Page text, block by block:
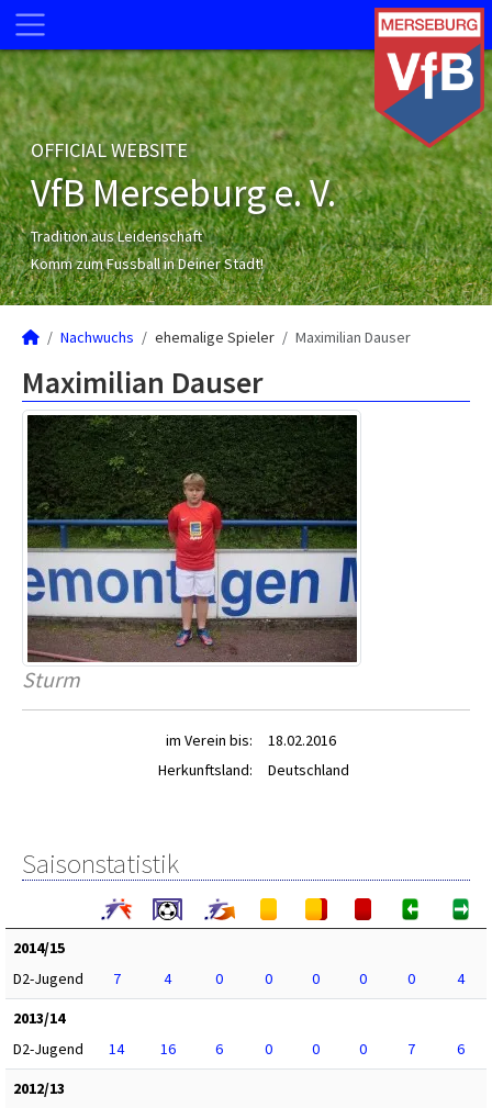
OFFICIAL WEBSITE
VfB Merseburg e. V.
Tradition aus Leidenschaft
Komm zum Fussball in Deiner Stadt!
Nachwuchs ehemalige Spieler Maximilian Dauser
Maximilian Dauser
Sturm
im Verein bis:
18.02.2016
Herkunftsland:
Deutschland
Saisonstatistik
2014/15
D2-Jugend
7 4 0 0 0 0 0
4
2013/14
D2-Jugend
14 16 6 0 0 0 7
6
2012/13